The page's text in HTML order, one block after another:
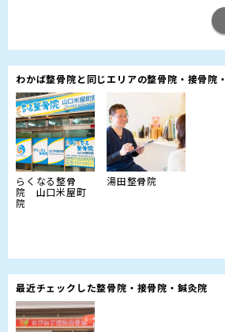
わかば整骨院と同じエリアの整骨院・接骨院
らくなる整骨
院 山口米屋町
院
湯田整骨院
最近チェックした整骨院・接骨院・鍼灸院